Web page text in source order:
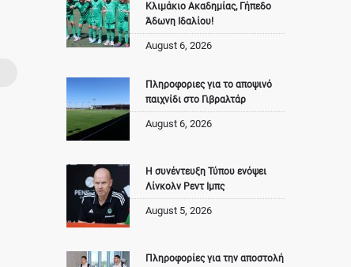
Κλιμάκιο Ακαδημίας, Γήπεδο
Άδωνη Ιδαλίου!
August 6, 2026
Πληροφοριες για το αποψινό
παιχνίδι στο Γιβραλτάρ
August 6, 2026
Η συνέντευξη Τύπου ενόψει
Λίνκολν Ρεντ Ιμπς
August 5, 2026
Πληροφορίες για την αποστολή